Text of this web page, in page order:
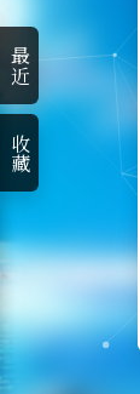
最近
收藏